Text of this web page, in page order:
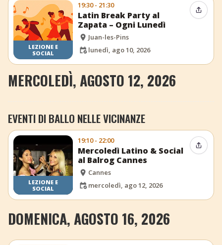
LEZIONE E
SOCIAL
19:30 - 21:30
Latin Break Party al
Zapata – Ogni Lunedì
Juan-les-Pins
lunedì, ago 10, 2026
MERCOLEDÌ, AGOSTO 12, 2026
EVENTI DI BALLO NELLE VICINANZE
LEZIONE E
SOCIAL
19:10 - 22:00
Mercoledì Latino & Social
al Balrog Cannes
Cannes
mercoledì, ago 12, 2026
DOMENICA, AGOSTO 16, 2026